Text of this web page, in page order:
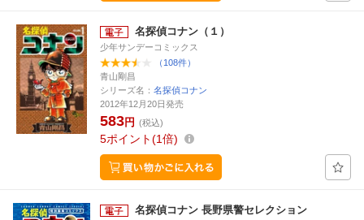
名探偵コナン（１）
少年サンデーコミックス
（108件）
青山剛昌
シリーズ名： 名探偵コナン
2012年12月20日発売
583円 (税込)
5ポイント 1倍
名探偵コナン 長野県警セレクション